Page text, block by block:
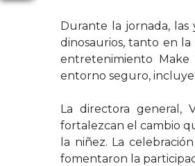
Durante la jornada, las
dinosaurios, tanto en
entretenimiento
entorno seguro,
La directora general,
fortalezcan el cambio
la niñez. La
fomentaron la